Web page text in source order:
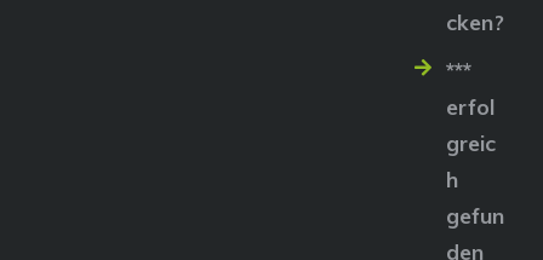
cken?
***
erfol
greic
h
gefun
den